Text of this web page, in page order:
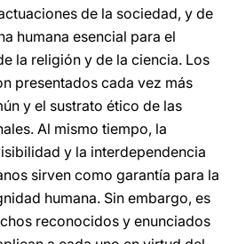
de la sociedad, y de
humana esencial para el
la religión y de la ciencia. Los
presentados cada vez más
y el sustrato ético de las
Al mismo tiempo, la
y la interdependencia
sirven como garantía para la
humana. Sin embargo, es
reconocidos y enunciados